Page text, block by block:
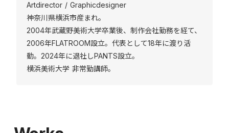
Artdirector / Graphicdesigner
神奈川県横浜市産まれ。
2004年武蔵野美術大学卒業後、制作会社勤務を経て、
2006年FLATROOM設立。代表として18年に渡り活
動。2024年に退社しPANTS設立。
横浜美術大学 非常勤講師。